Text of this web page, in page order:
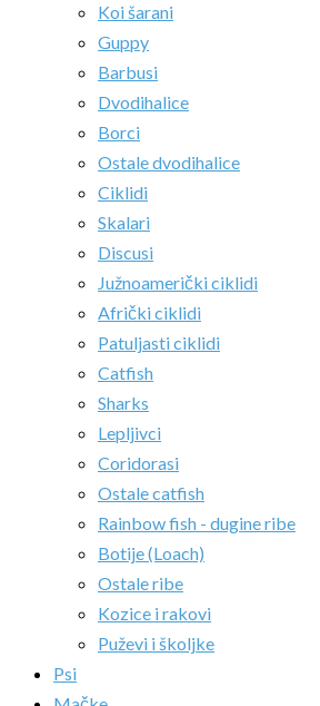
Koi šarani
Guppy
Barbusi
Dvodihalice
Borci
Ostale dvodihalice
Ciklidi
Skalari
Discusi
Južnoamerički ciklidi
Afrički ciklidi
Patuljasti ciklidi
Catfish
Sharks
Lepljivci
Coridorasi
Ostale catfish
Rainbow fish - dugine ribe
Botije (Loach)
Ostale ribe
Kozice i rakovi
Puževi i školjke
Psi